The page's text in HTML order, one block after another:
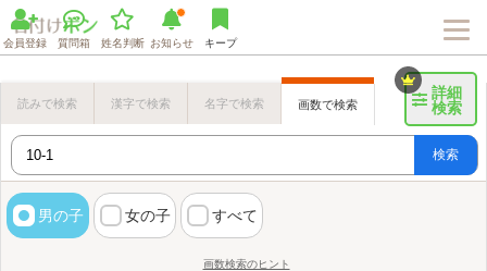
会員登録 質問箱 姓名判断 お知らせ キープ
詳細
検索
読みで検索 漢字で検索 名字で検索 画数で検索
検索
男の子 女の子 すべて
画数検索のヒント